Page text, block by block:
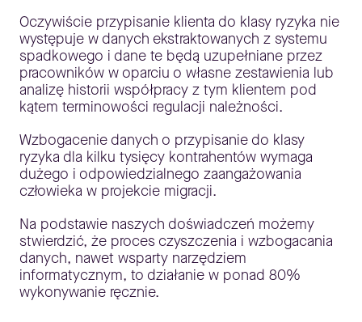
Oczywiście przypisanie klienta do klasy ryzyka nie
występuje w danych ekstraktowanych z systemu
spadkowego i dane te będą uzupełniane przez
pracowników w oparciu o własne zestawienia lub
analizę historii współpracy z tym klientem pod
kątem terminowości regulacji należności.
Wzbogacenie danych o przypisanie do klasy
ryzyka dla kilku tysięcy kontrahentów wymaga
dużego i odpowiedzialnego zaangażowania
człowieka w projekcie migracji.
Na podstawie naszych doświadczeń możemy
stwierdzić, że proces czyszczenia i wzbogacania
danych, nawet wsparty narzędziem
informatycznym, to działanie w ponad 80%
wykonywanie ręcznie.